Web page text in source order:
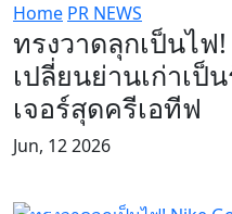
Home PR NEWS
ทรงวาดลุกเป็นไฟ
เปลี่ยนย่านเก่าเป็
เจอร์สุดครีเอทีฟ
Jun, 12 2026